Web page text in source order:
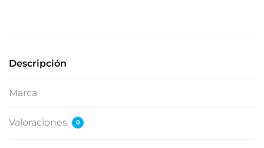
Descripción
Marca
Valoraciones 0